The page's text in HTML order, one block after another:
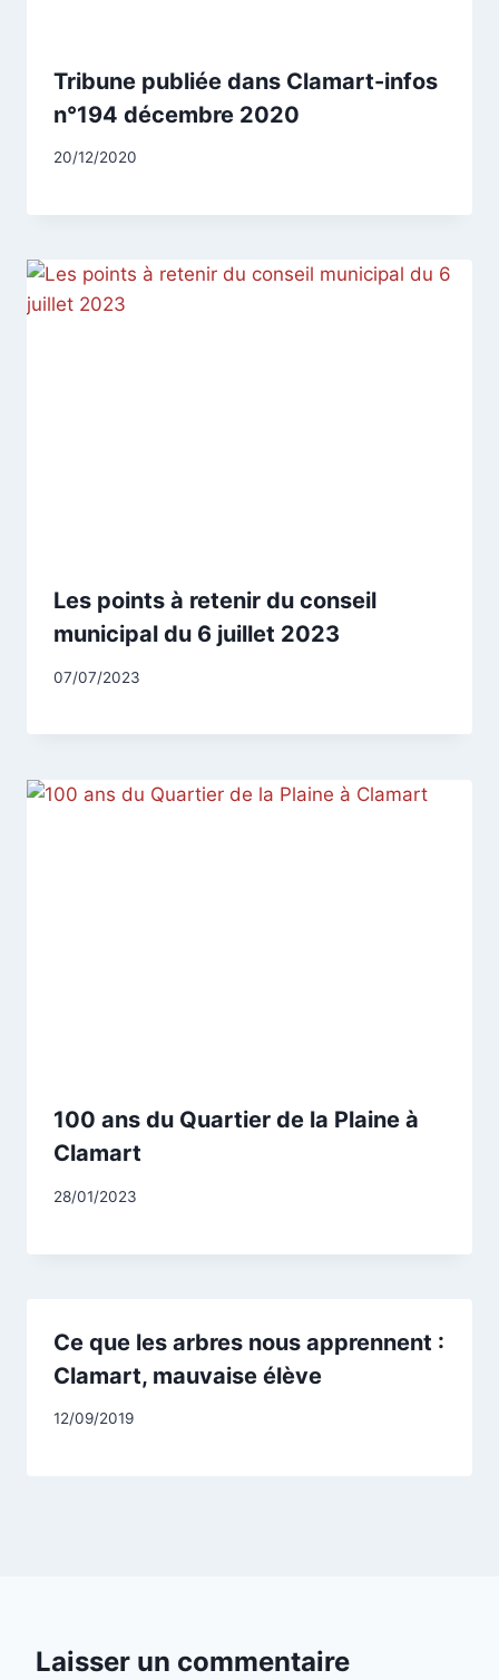
Tribune publiée dans Clamart-infos
n°194 décembre 2020
Par
20/12/2020
Les points à retenir du conseil
municipal du 6 juillet 2023
Par
07/07/2023
100 ans du Quartier de la Plaine à
Clamart
Par
28/01/2023
Ce que les arbres nous apprennent :
Clamart, mauvaise élève
Par
12/09/2019
Laisser un commentaire